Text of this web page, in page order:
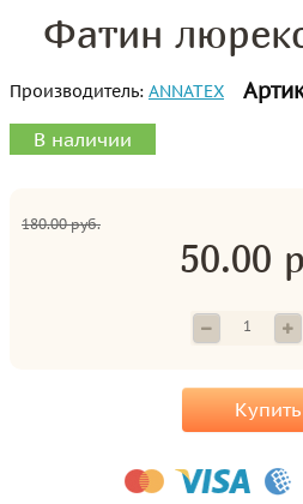
Фатин
Производитель: ANNATEX
В наличии
180.00 руб.
50.00
Купить